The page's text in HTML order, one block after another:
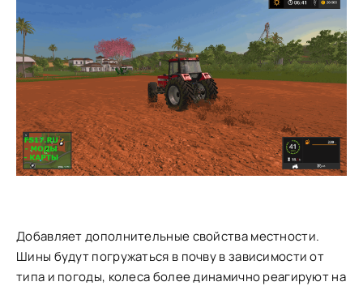
Добавляет дополнительные свойства местности.
Шины будут погружаться в почву в зависимости от
типа и погоды, колеса более динамично реагируют на